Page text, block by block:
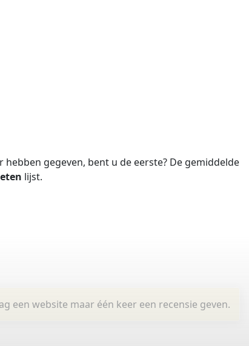
gegeven, bent u de eerste? De gemiddelde
lijst.
een website maar één keer een recensie geven.